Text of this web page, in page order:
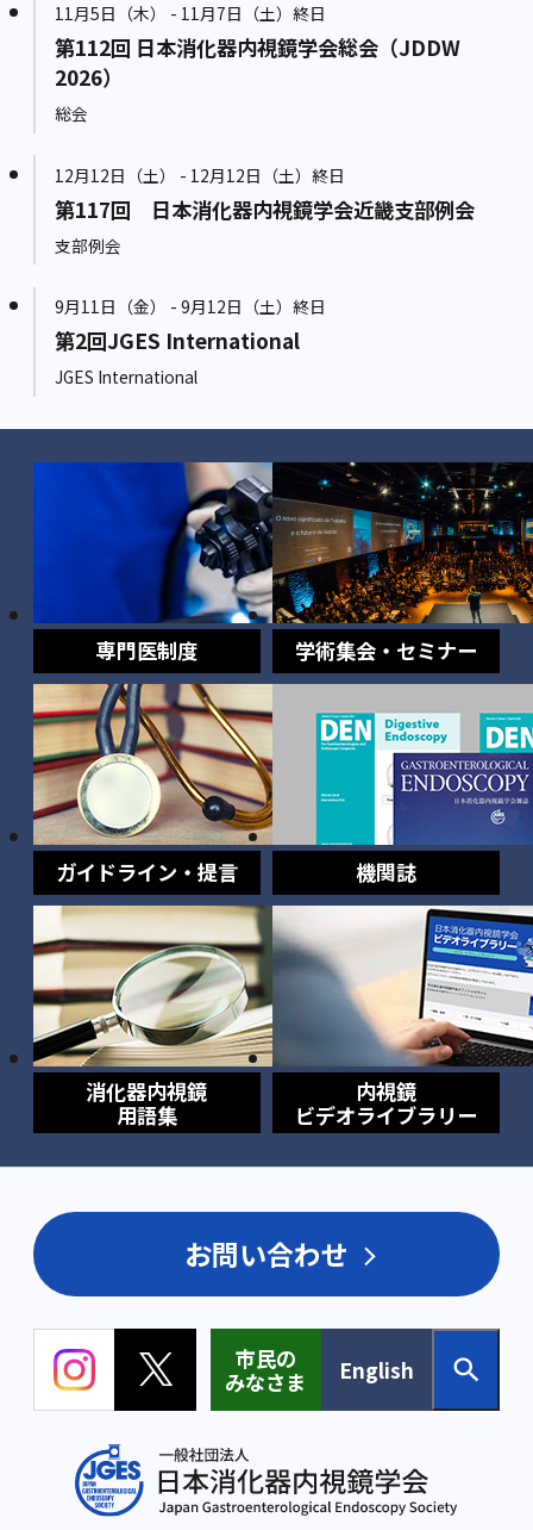
11月5日（木） - 11月7日（土）終日
第112回 日本消化器内視鏡学会総会（JDDW
2026）
総会
12月12日（土） - 12月12日（土）終日
第117回 日本消化器内視鏡学会近畿支部例会
支部例会
9月11日（金） - 9月12日（土）終日
第2回JGES International
JGES International
専門医制度 学術集会・セミナー
ガイドライン・提言 機関誌
消化器内視鏡
用語集
内視鏡
ビデオライブラリー
お問い合わせ
市民の
みなさま
English